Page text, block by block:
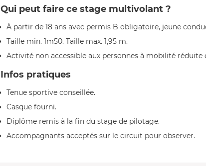
Qui peut faire ce stage multivolant ?
À partir de 18 ans avec permis B obligatoire, jeune
Taille min. 1m50. Taille max. 1,95 m.
Activité non accessible aux personnes à mobilité réduite
Infos pratiques
Tenue sportive conseillée.
Casque fourni.
Diplôme remis à la fin du stage de pilotage.
Accompagnants acceptés sur le circuit pour observer.